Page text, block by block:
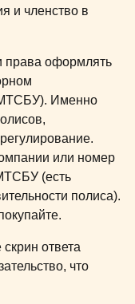
и членство в
права оформлять
Именно
или номер
(есть
полиса).
скрин ответа
что